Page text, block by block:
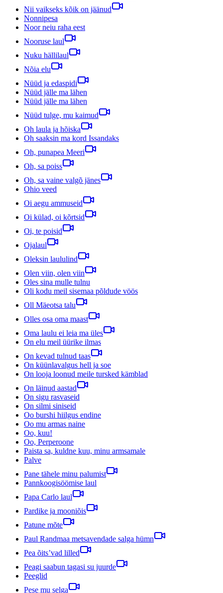
Nii vaikseks kõik on jäänud
Nonnipesa
Noor neiu raha eest
Nooruse laul
Nuku hällilaul
Nõia elu
Nüüd ja edaspidi
Nüüd jälle ma lähen
Nüüd jälle ma lähen
Nüüd tulge, mu kaimud
Oh laula ja hõiska
Oh saaksin ma kord Issandaks
Oh, punapea Meeri
Oh, sa poiss
Oh, sa vaine valgõ jänes
Ohio veed
Oi aegu ammuseid
Oi külad, oi kõrtsid
Oi, te poisid
Ojalaul
Oleksin laululind
Olen viin, olen viin
Oles sina mulle tulnu
Oli kodu meil sisemaa põldude vöös
Oll Mäeotsa talu
Olles osa oma maast
Oma laulu ei leia ma üles
On elu meil üürike ilmas
On kevad tulnud taas
On küünlavalgus hell ja soe
On looja loonud meile tursked kämblad
On läinud aastad
On sigu rasvaseid
On silmi siniseid
Oo burshi hiilgus endine
Oo mu armas naine
Oo, kuu!
Oo, Perperoone
Paista sa, kuldne kuu, minu armsamale
Palve
Pane tähele minu palumist
Pannkoogisöömise laul
Papa Carlo laul
Pardike ja mooniõis
Patune mõte
Paul Randmaa metsavendade salga hümn
Pea õits’vad lilled
Peagi saabun tagasi su juurde
Peeglid
Pese mu selga